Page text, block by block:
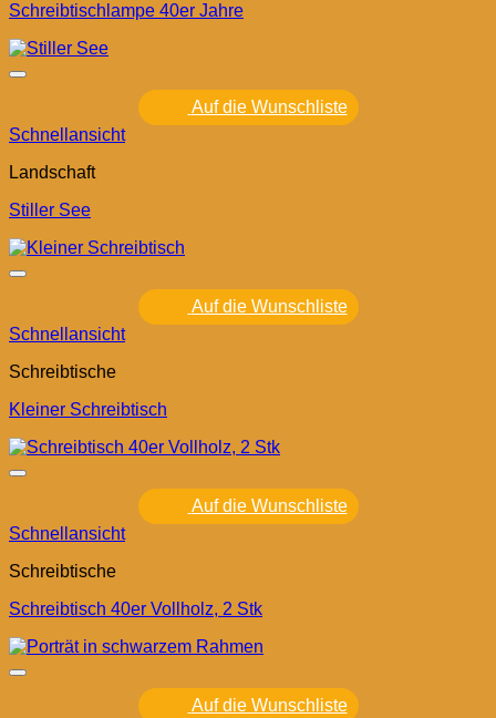
Schreibtischlampe 40er Jahre
Auf die Wunschliste
Schnellansicht
Landschaft
Stiller See
Auf die Wunschliste
Schnellansicht
Schreibtische
Kleiner Schreibtisch
Auf die Wunschliste
Schnellansicht
Schreibtische
Schreibtisch 40er Vollholz, 2 Stk
Auf die Wunschliste